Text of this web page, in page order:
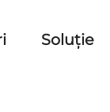
Soluție